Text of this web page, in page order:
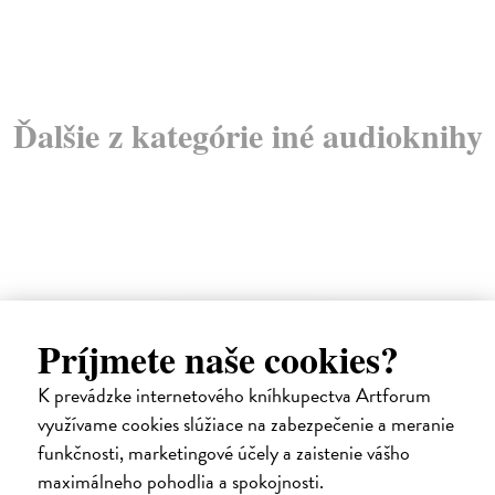
Príjmete naše cookies?
K prevádzke internetového kníhkupectva Artforum
využívame cookies slúžiace na zabezpečenie a meranie
funkčnosti, marketingové účely a zaistenie vášho
maximálneho pohodlia a spokojnosti.
Ďalšie z kategórie iné audioknihy